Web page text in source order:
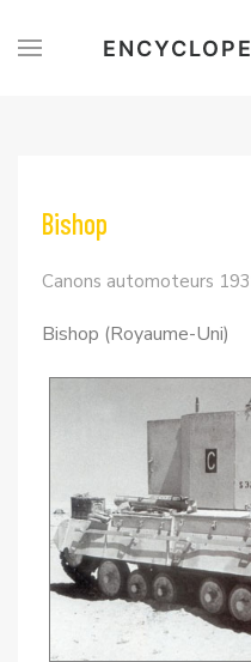
Bishop
Canons automoteurs
Bishop (Royaume-Uni)